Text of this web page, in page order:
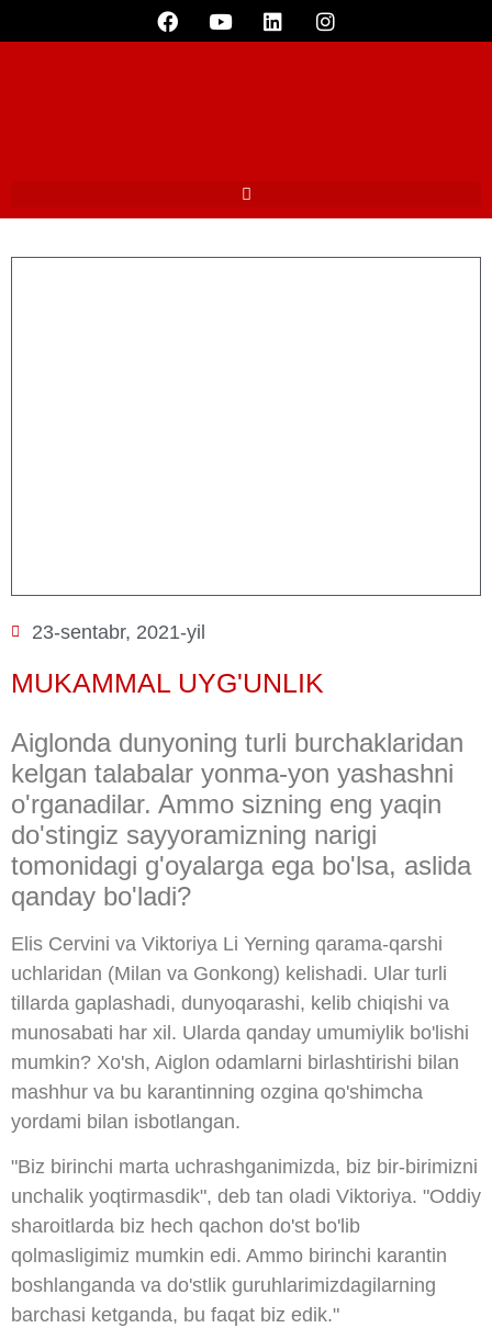
23-sentabr, 2021-yil
MUKAMMAL UYG'UNLIK
Aiglonda dunyoning turli burchaklaridan
kelgan talabalar yonma-yon yashashni
o'rganadilar. Ammo sizning eng yaqin
do'stingiz sayyoramizning narigi
tomonidagi g'oyalarga ega bo'lsa, aslida
qanday bo'ladi?
Elis Cervini va Viktoriya Li Yerning qarama-qarshi
uchlaridan (Milan va Gonkong) kelishadi. Ular turli
tillarda gaplashadi, dunyoqarashi, kelib chiqishi va
munosabati har xil. Ularda qanday umumiylik bo'lishi
mumkin? Xo'sh, Aiglon odamlarni birlashtirishi bilan
mashhur va bu karantinning ozgina qo'shimcha
yordami bilan isbotlangan.
"Biz birinchi marta uchrashganimizda, biz bir-birimizni
unchalik yoqtirmasdik", deb tan oladi Viktoriya. "Oddiy
sharoitlarda biz hech qachon do'st bo'lib
qolmasligimiz mumkin edi. Ammo birinchi karantin
boshlanganda va do'stlik guruhlarimizdagilarning
barchasi ketganda, bu faqat biz edik."